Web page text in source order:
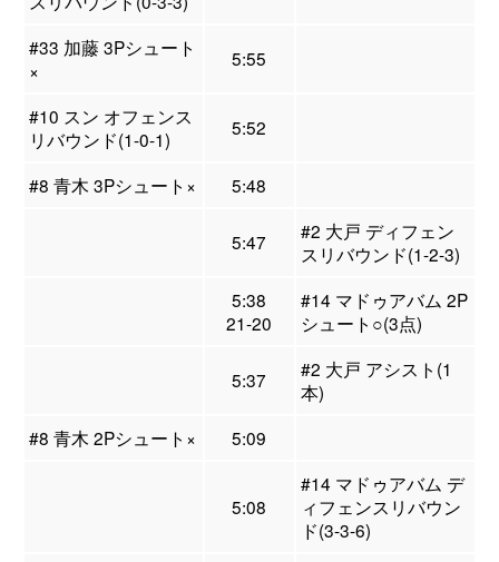
#33 加藤 3Pシュート
×
5:55
#10 スン オフェンス
リバウンド(1-0-1)
5:52
#8 青木 3Pシュート× 5:48
5:47
#2 大戸 ディフェン
スリバウンド(1-2-3)
5:38
21-20
#14 マドゥアバム 2P
シュート○(3点)
5:37
#2 大戸 アシスト(1
本)
#8 青木 2Pシュート×
5:09
5:08
#14 マドゥアバム デ
ィフェンスリバウン
ド(3-3-6)